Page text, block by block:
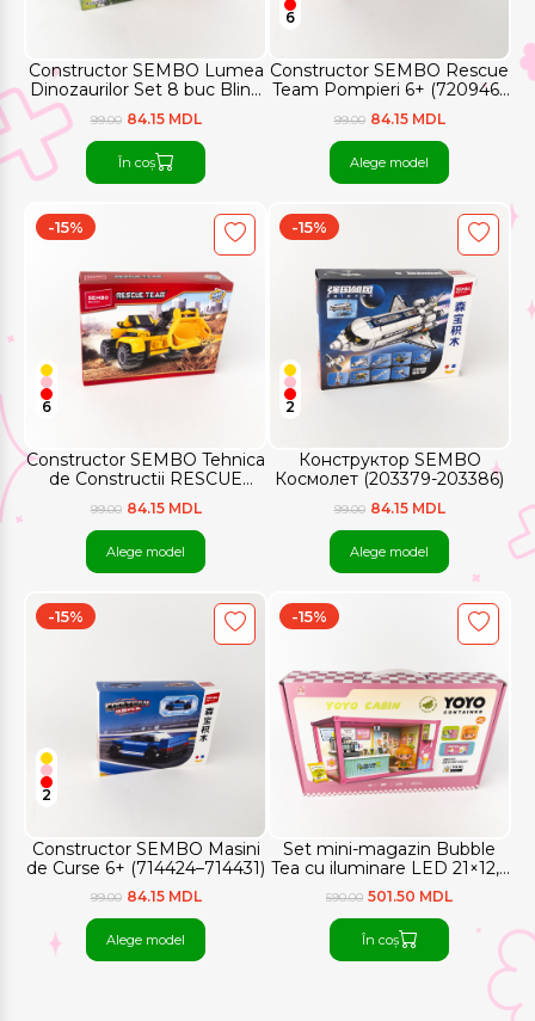
Constructor SEMBO Lumea
Dinozaurilor Set 8 buc Blind
Box (205103)
99.00 84.15 MDL
În coș
Constructor SEMBO Rescue
Team Pompieri 6+ (720946–
720949)
6
99.00 84.15 MDL
Alege model
Constructor SEMBO Tehnica
de Constructii RESCUE
TEAM 6+ (720963–720968)
-15%
6
99.00 84.15 MDL
Alege model
Конструктор SEMBO
Космолет (203379-203386)
-15%
2
99.00 84.15 MDL
Alege model
Constructor SEMBO Masini
de Curse 6+ (714424–714431)
-15%
2
99.00 84.15 MDL
Alege model
Set mini-magazin Bubble
Tea cu iluminare LED 21×12,5
cm
-15%
590.00 501.50 MDL
În coș